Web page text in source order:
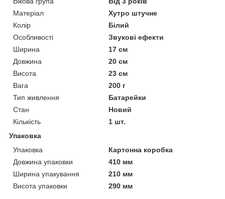
Матеріал
Хутро штучне
Колір
Білий
Особливості
Звукові ефекти
Ширина
17 см
Довжина
20 см
Висота
23 см
Вага
200 г
Тип живлення
Батарейки
Стан
Новий
Кількість
1 шт.
Упаковка
Упаковка
Картонна коробка
Довжина упаковки
410 мм
Ширина упакування
210 мм
Висота упаковки
290 мм